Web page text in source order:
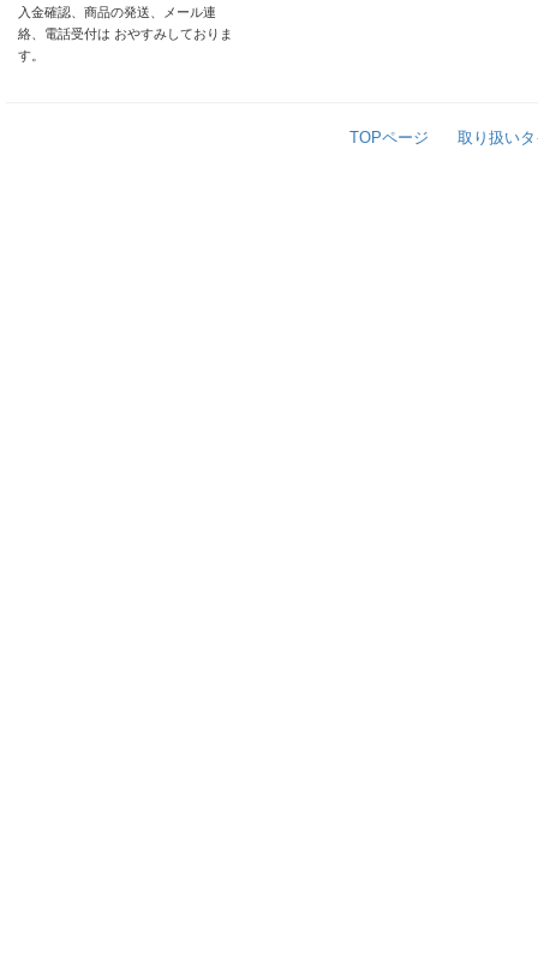
入金確認、商品の発送、メール連
絡、電話受付は おやすみしておりま
す。
TOPページ 取り扱い